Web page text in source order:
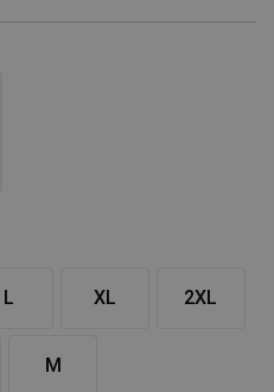
L XL 2XL
M